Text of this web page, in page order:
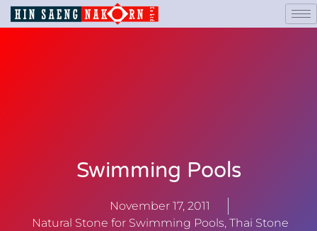
Swimming Pools
November 17, 2011
Natural Stone for Swimming Pools, Thai Stone